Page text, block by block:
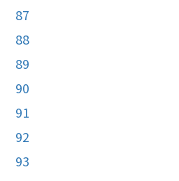
87
88
89
90
91
92
93